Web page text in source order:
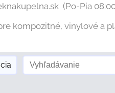
(Po-Pia
kompozitné, vinylové a